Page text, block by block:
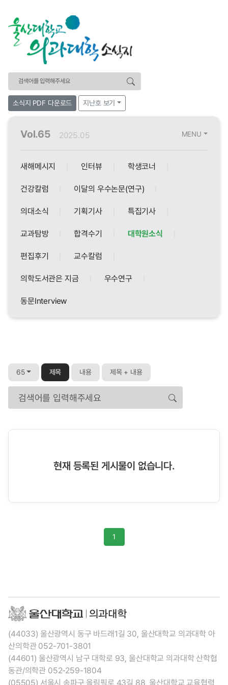
소식지 PDF 다운로드 지난호 보기
Vol.65 2025.05 MENU
새해메시지 인터뷰 학생코너
건강칼럼 이달의 우수논문(연구)
의대소식 기획기사 특집기사
교과탐방 합격수기 대학원소식
편집후기 교수칼럼
의학도서관은 지금 우수연구
동문Interview
65 제목 내용 제목 + 내용
검색어
현재 등록된 게시물이 없습니다.
1
(44033) 울산광역시 동구 바드래1길 30, 울산대학교 의과대학 아
산의학관 052-701-3801
(44601) 울산광역시 남구 대학로 93, 울산대학교 의과대학 산학협
동관/의학관 052-259-1804
(05505) 서울시 송파구 올림픽로 43길 88, 울산대학교 교육협력